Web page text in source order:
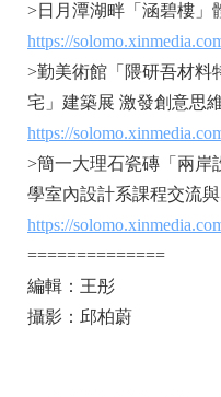
>日月潭湖畔「涵碧樓」
https://
>勤美術館「隈研吾材料
宅」建築展 激發創意思
https://
>簡一大理石瓷磚「兩岸
學室內設計系課程交流
https://
==============
編輯：王彤
攝影：邱柏蔚